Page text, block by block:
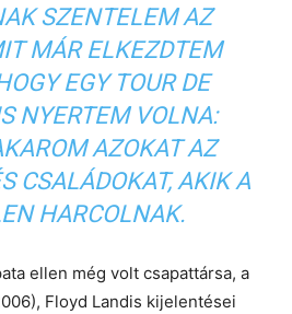
SZENTELEM AZ
MÁR ELKEZDTEM
EGY TOUR DE
NYERTEM VOLNA:
AZOKAT AZ
CSALÁDOKAT, AKIK A
HARCOLNAK.
ellen még volt csapattársa, a
Floyd Landis kijelentései